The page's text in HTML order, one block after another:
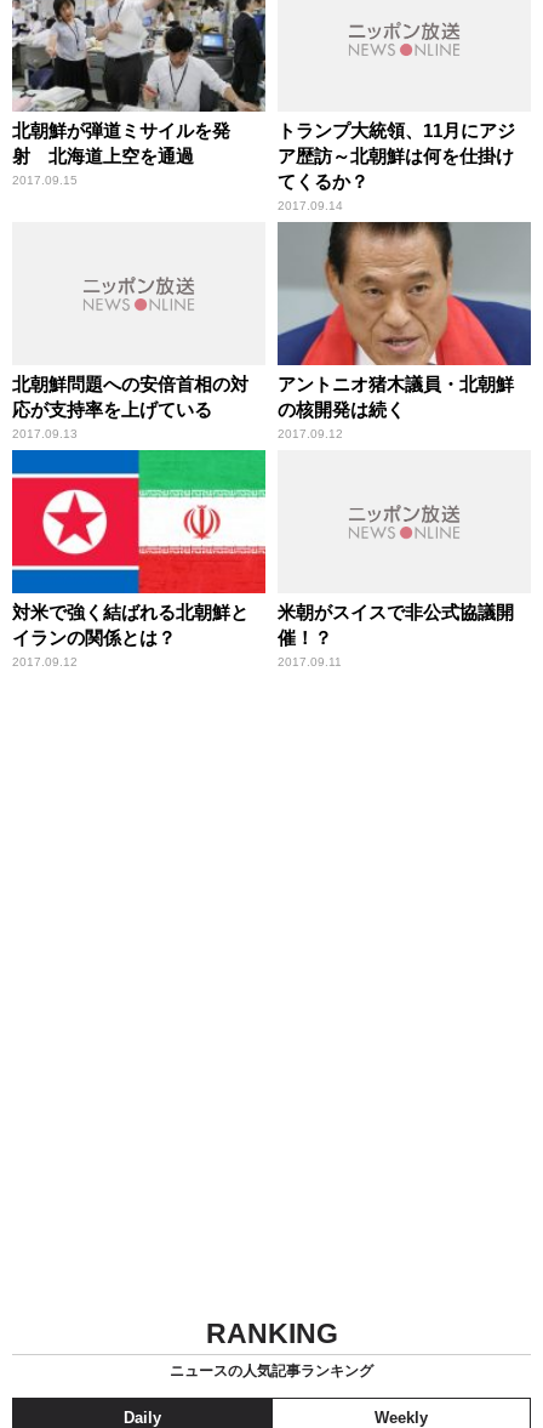
北朝鮮が弾道ミサイルを発
射 北海道上空を通過
2017.09.15
トランプ大統領、11月にアジ
ア歴訪～北朝鮮は何を仕掛け
てくるか？
2017.09.14
北朝鮮問題への安倍首相の対
応が支持率を上げている
2017.09.13
アントニオ猪木議員・北朝鮮
の核開発は続く
2017.09.12
対米で強く結ばれる北朝鮮と
イランの関係とは？
2017.09.12
米朝がスイスで非公式協議開
催！？
2017.09.11
RANKING
ニュースの人気記事ランキング
Daily Weekly